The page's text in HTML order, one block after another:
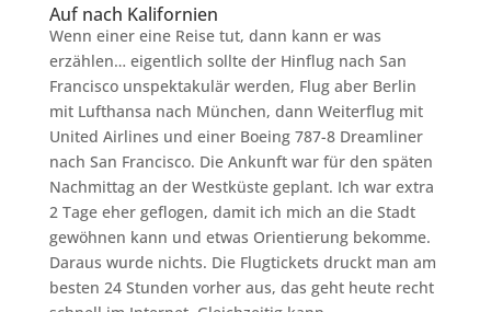
Auf nach Kalifornien
Wenn einer eine Reise tut, dann kann er was
erzählen… eigentlich sollte der Hinflug nach San
Francisco unspektakulär werden, Flug aber Berlin
mit Lufthansa nach München, dann Weiterflug mit
United Airlines und einer Boeing 787-8 Dreamliner
nach San Francisco. Die Ankunft war für den späten
Nachmittag an der Westküste geplant. Ich war extra
2 Tage eher geflogen, damit ich mich an die Stadt
gewöhnen kann und etwas Orientierung bekomme.
Daraus wurde nichts. Die Flugtickets druckt man am
besten 24 Stunden vorher aus, das geht heute recht